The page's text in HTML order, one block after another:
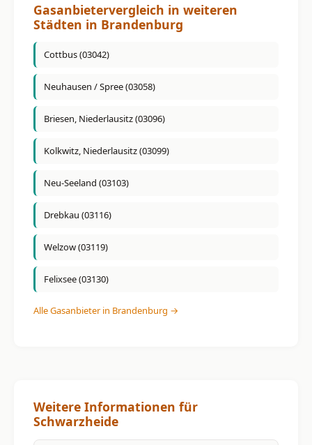
Gasanbietervergleich in weiteren
Städten in Brandenburg
Cottbus (03042)
Neuhausen / Spree (03058)
Briesen, Niederlausitz (03096)
Kolkwitz, Niederlausitz (03099)
Neu-Seeland (03103)
Drebkau (03116)
Welzow (03119)
Felixsee (03130)
Alle Gasanbieter in Brandenburg →
Weitere Informationen für
Schwarzheide